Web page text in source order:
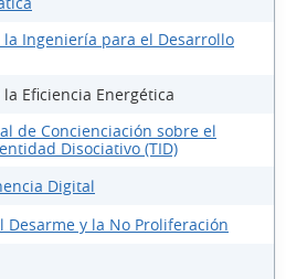
Ingeniería para el Desarrollo
Eficiencia Energética
de Concienciación sobre el
Disociativo (TID)
Digital
Desarme y la No Proliferación